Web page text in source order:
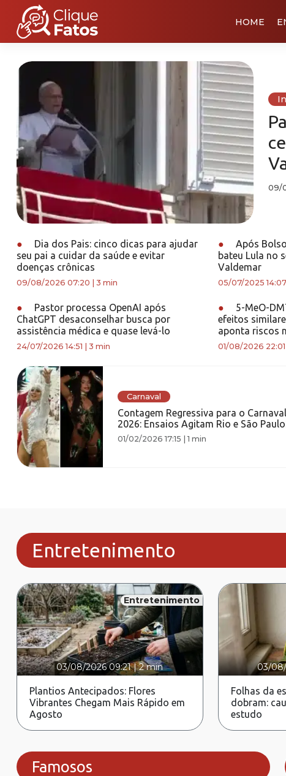
HOME
09/
●
Dia dos Pais: cinco dicas para ajudar
seu pai a cuidar da saúde e evitar
doenças crônicas
09/08/2026 07:20 3 min
●
Após
bateu Lula no
Valdemar
05/07/2025 14:07
●
Pastor processa OpenAI após
ChatGPT desaconselhar busca por
assistência médica e quase levá-lo
24/07/2026 14:51 3 min
●
5-MeO-
efeitos
aponta riscos
01/08/2026 22:01
Carnaval
Contagem Regressiva para o Carnaval
2026: Ensaios Agitam Rio e São
01/02/2026 17:15 |1 min
Entretenimento
Entretenimento
03/08/2026 09:21|2 min
Plantios Antecipados: Flores
Vibrantes Chegam Mais Rápido em
Agosto
03/
Folhas da
dobram:
estudo
Famosos